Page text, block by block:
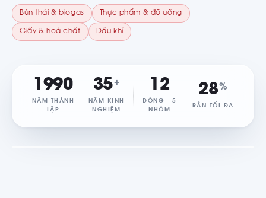
Bùn thải & biogas Thực phẩm & đồ uống
Giấy & hoá chất Dầu khí
1990
NĂM THÀNH
LẬP
35+
NĂM KINH
NGHIỆM
12
DÒNG · 5
NHÓM
28%
RẮN TỐI ĐA
NR
MADE IN ITALY
ISO 9001 · ATEX · Since 1990